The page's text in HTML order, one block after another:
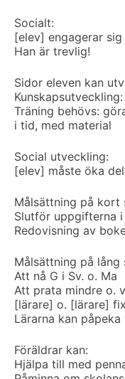
Socialt:
[elev] engagerar
Han är trevlig!
Sidor eleven kan
Kunskapsutveckling:
Träning behövs:
i tid, med material
Social utveckling:
[elev] måste öka
Målsättning på kort
Slutför uppgifterna i
Redovisning av
Målsättning på lång
Att nå G i Sv. o. Ma
Att prata mindre o.
[lärare] o. [lärare]
Lärarna kan
Föräldrar kan:
Hjälpa till med